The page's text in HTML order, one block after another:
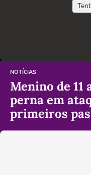
NOTÍCIAS
Menino de 11
perna em
primeiros